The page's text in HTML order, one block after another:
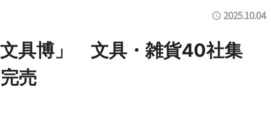
2025.10.04
具博」 文具・雑貨40社集
売